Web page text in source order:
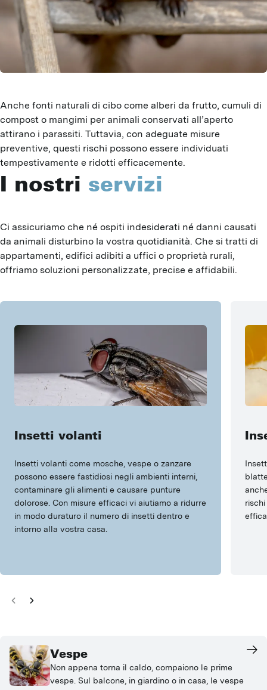
Anche fonti naturali di cibo come alberi da frutto, cumuli di
compost o mangimi per animali conservati all’aperto
attirano i parassiti. Tuttavia, con adeguate misure
preventive, questi rischi possono essere individuati
tempestivamente e ridotti efficacemente.
I nostri servizi
Ci assicuriamo che né ospiti indesiderati né danni causati
da animali disturbino la vostra quotidianità. Che si tratti di
appartamenti, edifici adibiti a uffici o proprietà rurali,
offriamo soluzioni personalizzate, precise e affidabili.
Insetti volanti
Insetti volanti come mosche, vespe o zanzare
possono essere fastidiosi negli ambienti interni,
contaminare gli alimenti e causare punture
dolorose. Con misure efficaci vi aiutiamo a ridurre
in modo duraturo il numero di insetti dentro e
intorno alla vostra casa.
Vespe
Non appena torna il caldo, compaiono le prime
vespe. Sul balcone, in giardino o in casa, le vespe